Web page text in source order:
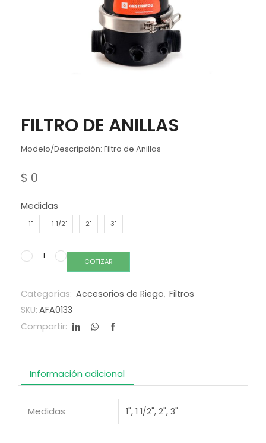
FILTRO DE ANILLAS
Modelo/Descripción: Filtro de Anillas
$ 0
Medidas
1" 1 1/2" 2" 3"
COTIZAR
Categorías: Accesorios de Riego, Filtros
SKU: AFA0133
Compartir:
Información adicional
Medidas 1", 1 1/2", 2", 3"